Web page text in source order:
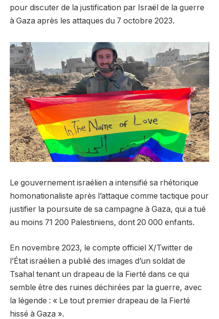
pour discuter de la justification par Israël de la guerre
à Gaza après les attaques du 7 octobre 2023.
Le gouvernement israélien a intensifié sa rhétorique
homonationaliste après l’attaque comme tactique pour
justifier la poursuite de sa campagne à Gaza, qui a tué
au moins 71 200 Palestiniens, dont 20 000 enfants.
En novembre 2023, le compte officiel X/Twitter de
l’État israélien a publié des images d’un soldat de
Tsahal tenant un drapeau de la Fierté dans ce qui
semble être des ruines déchirées par la guerre, avec
la légende : « Le tout premier drapeau de la Fierté
hissé à Gaza ».